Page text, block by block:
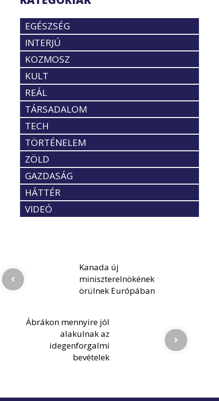
EGÉSZSÉG
INTERJÚ
KOZMOSZ
KULT
REÁL
TÁRSADALOM
TECH
TÖRTÉNELEM
ZÖLD
GAZDASÁG
HÁTTÉR
VIDEÓ
Kanada új
miniszterelnökének
örülnek Európában
Ábrákon mennyire jól
alakulnak az
idegenforgalmi
bevételek